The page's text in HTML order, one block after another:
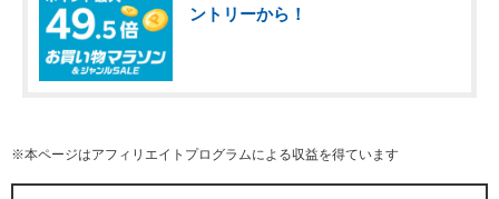
ントリーから！
※本ページはアフィリエイトプログラムによる収益を得ています